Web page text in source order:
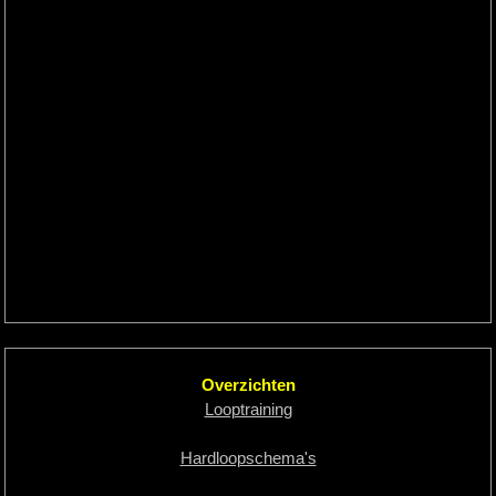
Overzichten
Looptraining
Hardloopschema's